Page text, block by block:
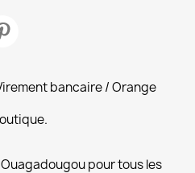
bancaire / Orange
pour tous les